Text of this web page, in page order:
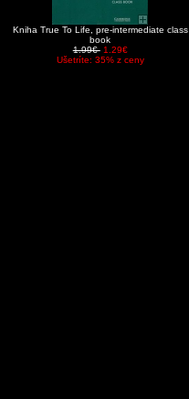
Kniha True To Life, pre-intermediate class
book
1.99€ 1.29€
Ušetríte: 35% z ceny